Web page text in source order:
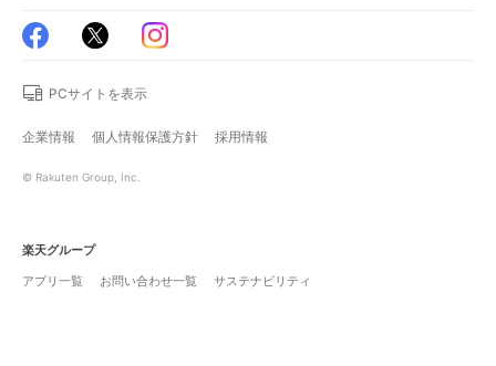
PCサイトを表示
企業情報 個人情報保護方針 採用情報
© Rakuten Group, Inc.
楽天グループ
アプリ一覧
お問い合わせ一覧 サステナビリティ